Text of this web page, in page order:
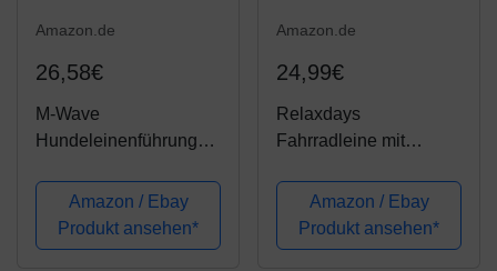
Amazon.de
26,58€
M-Wave
Hundeleinenführungsst
Amazon / Ebay
Produkt ansehen*
Amazon.de
24,99€
Relaxdays
Fahrradleine mit
Abstandhalter, für
Hunde, verstellbar, H x
B x T: 47 x 21,5 x 5 cm,
Amazon / Ebay
Produkt ansehen*